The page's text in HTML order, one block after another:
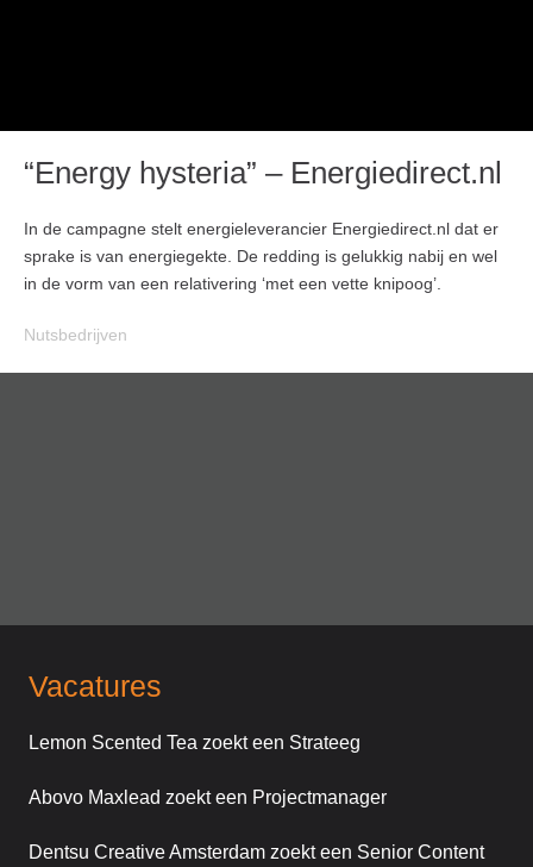
“Energy hysteria” – Energiedirect.nl
In de campagne stelt energieleverancier Energiedirect.nl dat er
sprake is van energiegekte. De redding is gelukkig nabij en wel
in de vorm van een relativering ‘met een vette knipoog’.
Nutsbedrijven
Vacatures
Lemon Scented Tea zoekt een Strateeg
Abovo Maxlead zoekt een Projectmanager
Dentsu Creative Amsterdam zoekt een Senior Content